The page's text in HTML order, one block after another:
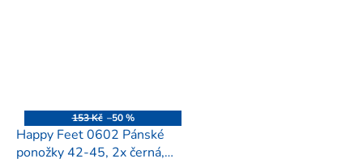
153 Kč –50 %
Happy Feet 0602 Pánské
ponožky 42-45, 2x černá,